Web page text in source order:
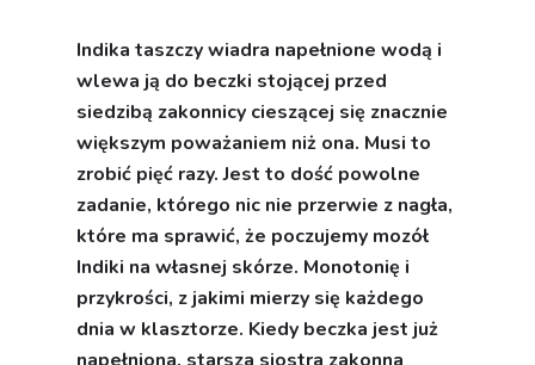
Indika taszczy wiadra napełnione wodą i
wlewa ją do beczki stojącej przed
siedzibą zakonnicy cieszącej się znacznie
większym poważaniem niż ona. Musi to
zrobić pięć razy. Jest to dość powolne
zadanie, którego nic nie przerwie z nagła,
które ma sprawić, że poczujemy mozół
Indiki na własnej skórze. Monotonię i
przykrości, z jakimi mierzy się każdego
dnia w klasztorze. Kiedy beczka jest już